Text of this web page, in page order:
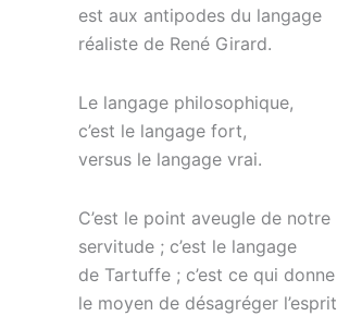
est aux antipodes du langage
réaliste de René Girard.
Le langage philosophique,
c’est le langage fort,
versus le langage vrai.
C’est le point aveugle de notre
servitude ; c’est le langage
de Tartuffe ; c’est ce qui donne
le moyen de désagréger l’esprit